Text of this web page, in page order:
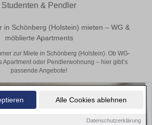
Alle Cookies ablehnen
Datenschutzerklärung
Studenten & Pendler
in Schönberg (Holstein) mieten – WG &
möblierte Apartments
zur Miete in Schönberg (Holstein). Ob WG-
Apartment oder Pendlerwohnung – hier gibt’s
passende Angebote!